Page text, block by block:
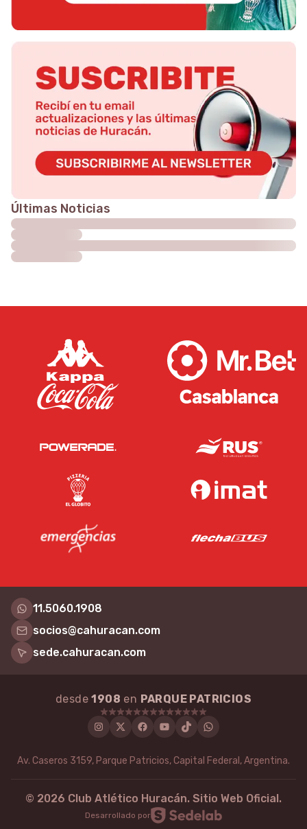
Últimas Noticias
11.5060.1908
socios@cahuracan.com
sede.cahuracan.com
desde1908 en PARQUE PATRICIOS
Instagram
TwitterFacebook
Youtube
TiktokWhatsApp
Av. Caseros 3159, Parque Patricios, Capital Federal, Argentina.
© 2026 Club Atlético Huracán. Sitio Web Oficial.
Desarrollado por